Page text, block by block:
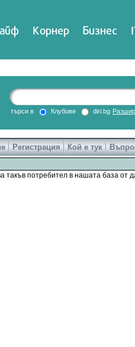
Корнер Бизнес
търси в Клубове diri.bg
Регистрация Кой е тук
такъв потребител в нашата база от